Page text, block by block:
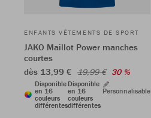
ENFANTS VÊTEMENTS DE SPORT
JAKO Maillot Power manches
courtes
dès 13,99 € 19,99 € 30 %
Disponible
en 16
couleurs
différentes
Disponible
en 16
couleurs
différentes
Personnalisable